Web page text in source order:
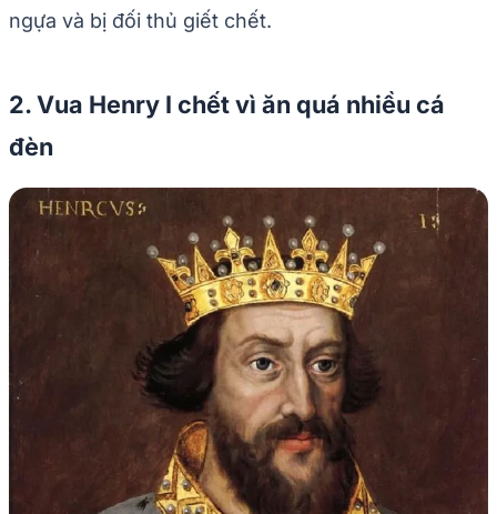
ngựa và bị đối thủ giết chết.
2. Vua Henry I chết vì ăn quá nhiều cá
đèn